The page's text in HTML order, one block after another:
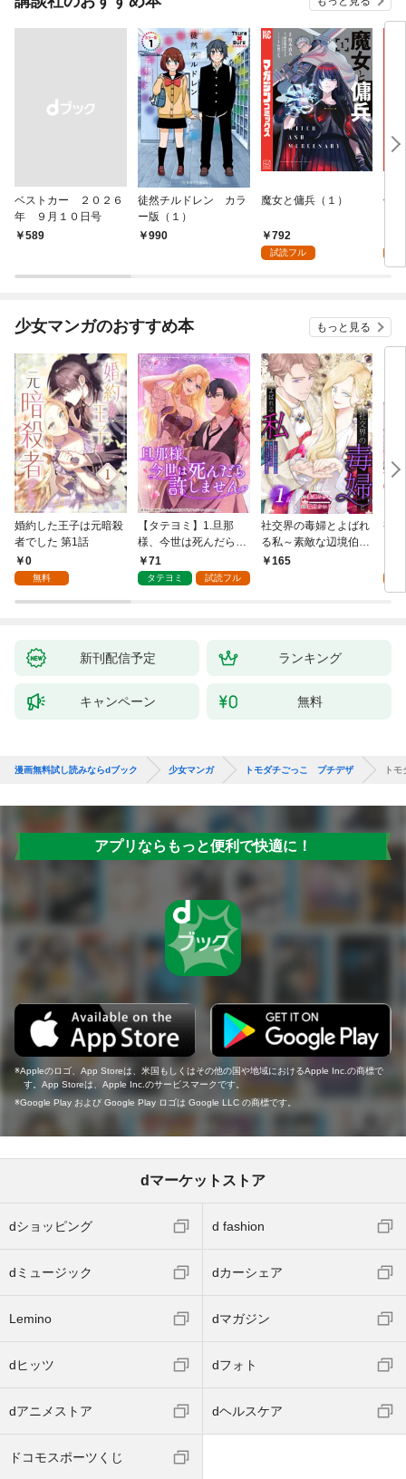
ベストカー ２０２６
年 ９月１０日号
￥589
徒然チルドレン カラ
ー版（１）
990
魔女と傭兵（１）
792
試読フル
信
ガ
９
『
（
少女マンガのおすすめ本 もっと見る
婚約した王子は元暗殺
者でした 第1話
0
無料
【タテヨミ】1.旦那
様、今世は死んだら許
しません
71
タテヨミ 試読フル
社交界の毒婦とよばれ
る私～素敵な辺境伯令
息に腕を折られたの
165
視
新刊配信予定 ランキング
キャンペーン 無料
漫画無料試し読みならdブック 少女マンガ トモダチごっこ プチデザ ト
アプリならもっと便利で快適に！
Appleのロゴ、App Storeは、米国もしくはその他の国や地域におけるApple Inc.の商標で
す。App Storeは、Apple Inc.のサービスマークです。
Google Play および Google Play ロゴは Google LLC の商標です。
dマーケットストア
dショッピング d fashion
dミュージック dカーシェア
Lemino dマガジン
dヒッツ dフォト
dアニメストア dヘルスケア
ドコモスポーツくじ